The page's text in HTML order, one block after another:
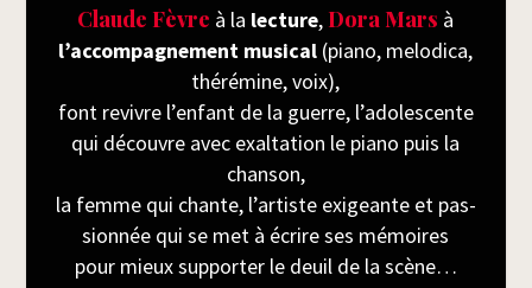
Claude Fèvre à la lec­ture,Dora Mars à
l’accompagnement musi­cal (pia­no, melo­di­ca,
thé­ré­mine, voix),
font revivre l’enfant de la guerre, l’adolescente
qui découvre avec exal­ta­tion le pia­no puis la
chanson,
la femme qui chante, l’artiste exi­geante et pas­
sion­née qui se met à écrire ses mémoires
pour mieux sup­por­ter le deuil de la scène…